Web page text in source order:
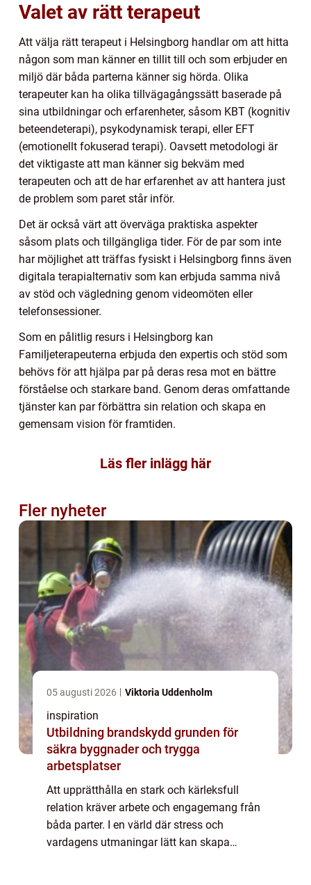
Valet av rätt terapeut
Att välja rätt terapeut i Helsingborg handlar om att hitta
någon som man känner en tillit till och som erbjuder en
miljö där båda parterna känner sig hörda. Olika
terapeuter kan ha olika tillvägagångssätt baserade på
sina utbildningar och erfarenheter, såsom KBT (kognitiv
beteendeterapi), psykodynamisk terapi, eller EFT
(emotionellt fokuserad terapi). Oavsett metodologi är
det viktigaste att man känner sig bekväm med
terapeuten och att de har erfarenhet av att hantera just
de problem som paret står inför.
Det är också värt att överväga praktiska aspekter
såsom plats och tillgängliga tider. För de par som inte
har möjlighet att träffas fysiskt i Helsingborg finns även
digitala terapialternativ som kan erbjuda samma nivå
av stöd och vägledning genom videomöten eller
telefonsessioner.
Som en pålitlig resurs i Helsingborg kan
Familjeterapeuterna erbjuda den expertis och stöd som
behövs för att hjälpa par på deras resa mot en bättre
förståelse och starkare band. Genom deras omfattande
tjänster kan par förbättra sin relation och skapa en
gemensam vision för framtiden.
Läs fler inlägg här
Fler nyheter
05 augusti 2026 Viktoria Uddenholm
inspiration
Utbildning brandskydd grunden för
säkra byggnader och trygga
arbetsplatser
Att upprätthålla en stark och kärleksfull
relation kräver arbete och engagemang från
båda parter. I en värld där stress och
vardagens utmaningar lätt kan skapa